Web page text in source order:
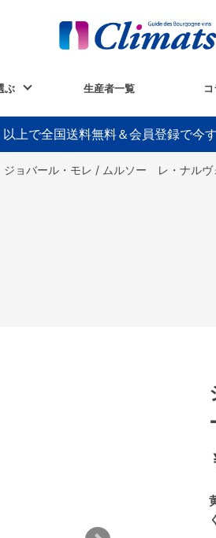
ぶ 生産者一覧
以上で全国送料無料＆会員登録で今
ジョバール・モレ / ムルソー レ・ナルヴ